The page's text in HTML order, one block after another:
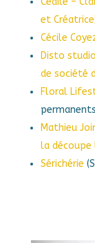
et
Cécile
Disto
de société
Floral
Mathieu
la découpe
Sérichérie